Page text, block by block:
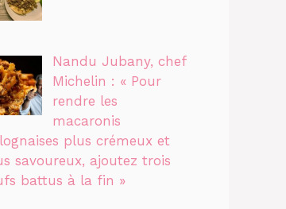
Nandu Jubany, chef
Michelin : « Pour
rendre les
macaronis
plus crémeux et
savoureux, ajoutez trois
battus à la fin »